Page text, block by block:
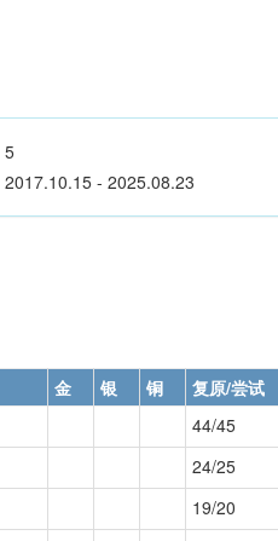
5
2017.10.15 - 2025.08.23
金 银 铜
复原/尝试
44/45
24/25
19/20